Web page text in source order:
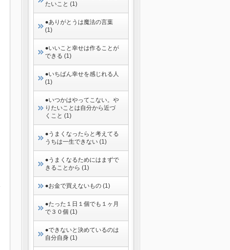
たいこと (1)
●ありがとうは魔法の言葉
(1)
●いいこと幸せは作ることが
できる (1)
●いちばん幸せを感じれる人
(1)
●いつかはやってこない。や
りたいことは自分から近づ
くこと (1)
●うまくなったらと考えてる
うちは一生できない (1)
●うまくなるためにはまずで
きることから (1)
●お金で買えないもの (1)
●たった１日１個でも１ヶ月
で３０個 (1)
●できないと決めているのは
自分自身 (1)